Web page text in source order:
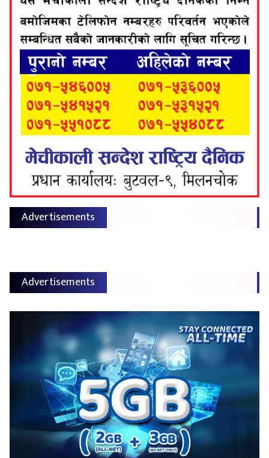
Advertisements
Advertisements